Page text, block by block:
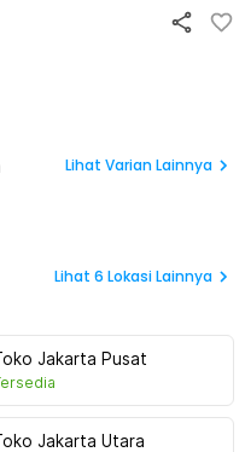
Lihat Varian Lainnya
Lihat 6 Lokasi Lainnya
Jakarta Pusat
Jakarta Utara